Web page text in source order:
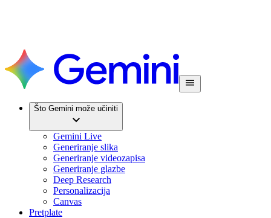
Što Gemini može učiniti
Gemini Live
Generiranje slika
Generiranje videozapisa
Generiranje glazbe
Deep Research
Personalizacija
Canvas
Pretplate